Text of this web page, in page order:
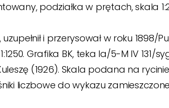
podziałka w prętach, skala
i przerysował w roku 1898/
Grafika BK, teka Ia/5-M IV 131/
(1926). Skala podana na
liczbowe do wykazu